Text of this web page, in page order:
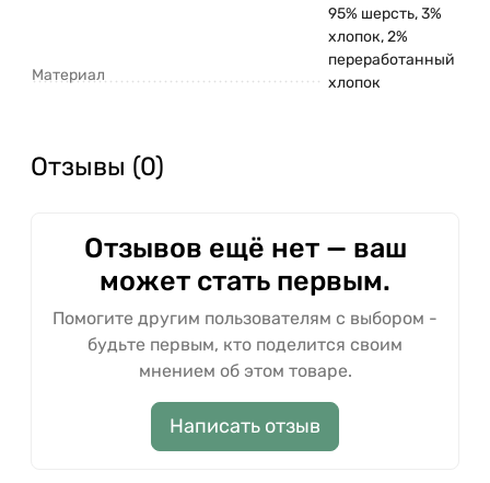
турбощетку или щетку с жестким ворсом. Если
появилась зацепка, не вытягивайте нити из
ковра, чтобы их удалить используйте ножницы.
Стелите ковер на подложку, чтобы продлить срок
это нормально для ковров из натуральных
чрезмерная влажность могут испортить внешний
вид и характеристики изделия.
Материал
95% шерсть, 3%
хлопок, 2%
переработанный
хлопок
Отзывы (0)
Отзывов ещё нет — ваш
может стать первым.
Помогите другим пользователям с выбором -
будьте первым, кто поделится своим
мнением об этом товаре.
Написать отзыв